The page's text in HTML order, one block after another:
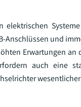
und
Erwartungen
auch eine